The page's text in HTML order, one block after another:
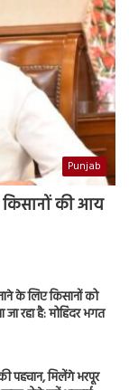
Punjab
किसानों की आय
के लिए किसानों को
रहा है: मोहिंदर भगत
पहचान, मिलेंगे भरपूर